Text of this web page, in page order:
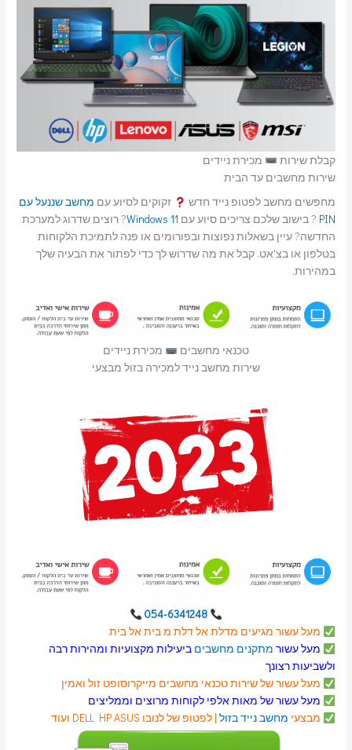
קבלת שירות
מכירת ניידים
שירות מחשבים עד הבית
מחפשים מחשב לפטופ נייד חדש
זקוקים לסיוע עם מחשב שננעל עם
PIN ? בישוב שלכם צריכים סיוע עם Windows 11? רוצים שדרוג למערכת
החדשה? עיין בשאלות נפוצות ובפורומים או פנה לתמיכת הלקוחות
בטלפון או בצ'אט. קבל את מה שדרוש לך כדי לפתור את הבעיה שלך
במהירות.
טכנאי מחשבים
מכירת ניידים
שירות מחשב נייד למכירה בזול מבצעי
054-6341248
מעל עשור מגיעים מדלת אל דלת מ בית אל בית
מעל עשור מתקנים מחשבים ביעילות מקצועיות ומהירות רבה
ולשביעות רצונך
מעל עשור של שירות טכנאי מחשבים מייקרוסופט זול ואמין
מעל עשור של מאות אלפי לקוחות מרוצים וממליצים
מבצעי מחשב נייד בזול| לפטופ של לנובו DELL HP ASUS ועוד